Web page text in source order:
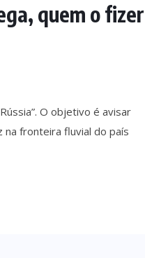
quem o fizer
O objetivo é avisar
na fronteira fluvial do país